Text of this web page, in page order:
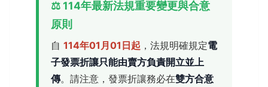
⚖️ 114年最新法規重要變更與合意
原則
自 114年01月01日起 ，法規明確規定電
子發票折讓只能由賣方負責開立並上
傳。請注意，發票折讓務必在雙方合意